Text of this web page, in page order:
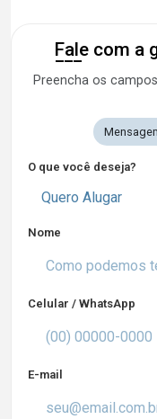
Fale com a
Preencha os
O que você deseja?
Quero Alugar
Nome
Celular / WhatsApp
E-mail